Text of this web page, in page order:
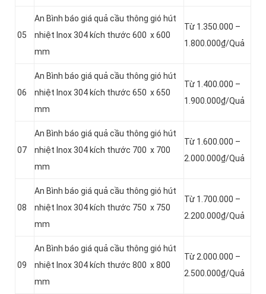
05
An Bình báo giá quả cầu thông gió hút
nhiệt Inox 304 kích thước 600 x 600
mm
Từ 1.350.000 –
1.800.000₫/Quả
06
An Bình báo giá quả cầu thông gió hút
nhiệt Inox 304 kích thước 650 x 650
mm
Từ 1.400.000 –
1.900.000₫/Quả
07
An Bình báo giá quả cầu thông gió hút
nhiệt Inox 304 kích thước 700 x 700
mm
Từ 1.600.000 –
2.000.000₫/Quả
08
An Bình báo giá quả cầu thông gió hút
nhiệt Inox 304 kích thước 750 x 750
mm
Từ 1.700.000 –
2.200.000₫/Quả
09
An Bình báo giá quả cầu thông gió hút
nhiệt Inox 304 kích thước 800 x 800
mm
Từ 2.000.000 –
2.500.000₫/Quả